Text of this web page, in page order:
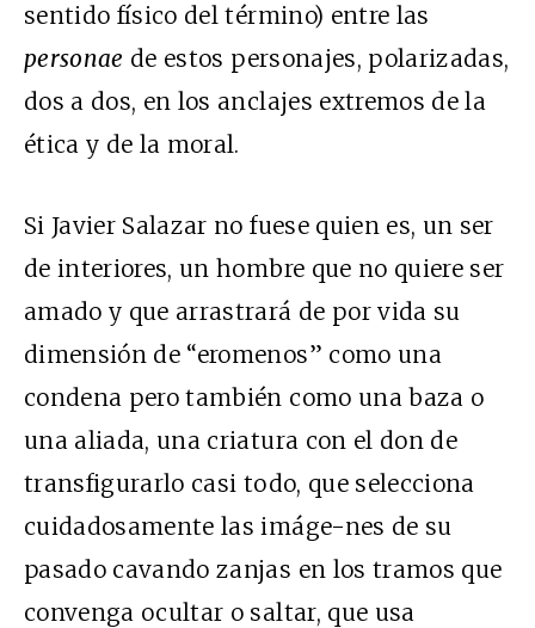
sentido físico del término) entre las
personae de estos personajes, polarizadas,
dos a dos, en los anclajes extremos de la
ética y de la moral.
Si Javier Salazar no fuese quien es, un ser
de interiores, un hombre que no quiere ser
amado y que arrastrará de por vida su
dimensión de “eromenos” como una
condena pero también como una baza o
una aliada, una criatura con el don de
transfigurarlo casi todo, que selecciona
cuidadosamente las imáge-nes de su
pasado cavando zanjas en los tramos que
convenga ocultar o saltar, que usa